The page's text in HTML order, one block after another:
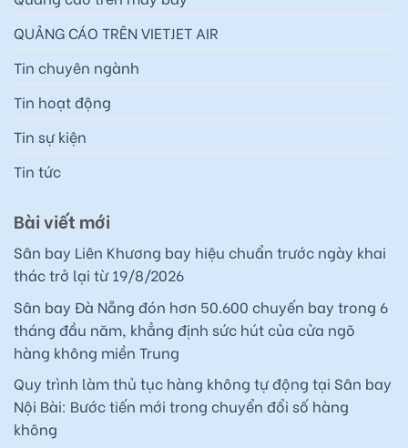
QUẢNG CÁO TRÊN VIETJET AIR
Tin chuyên ngành
Tin hoạt động
Tin sự kiện
Tin tức
Bài viết mới
Sân bay Liên Khương bay hiệu chuẩn trước ngày khai
thác trở lại từ 19/8/2026
Sân bay Đà Nẵng đón hơn 50.600 chuyến bay trong 6
tháng đầu năm, khẳng định sức hút của cửa ngõ
hàng không miền Trung
Quy trình làm thủ tục hàng không tự động tại Sân bay
Nội Bài: Bước tiến mới trong chuyển đổi số hàng
không